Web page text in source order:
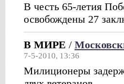
В честь 65-летия
освобождены 27
В МИРЕ /
7-5-2010, 13:36
Милиционеры